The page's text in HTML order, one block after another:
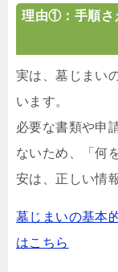
理由①：手順さ
実は、墓じまい
います。
必要な書類や申
ないため、「何
安は、正しい情
墓じまいの基本
はこちら